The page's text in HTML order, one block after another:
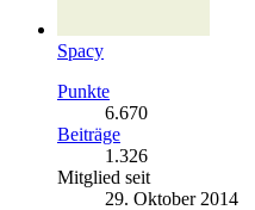
Spacy
Punkte
6.670
Beiträge
1.326
Mitglied seit
29. Oktober 2014